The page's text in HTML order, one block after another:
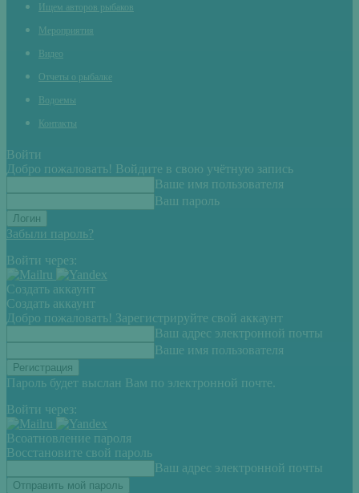
Ищем авторов рыбаков
Мероприятия
Видео
Отчеты о рыбалке
Водоемы
Контакты
Войти
Добро пожаловать! Войдите в свою учётную запись
Ваше имя пользователя
Ваш пароль
Забыли пароль?
Войти через:
Создать аккаунт
Создать аккаунт
Добро пожаловать! Зарегистрируйте свой аккаунт
Ваш адрес электронной почты
Ваше имя пользователя
Пароль будет выслан Вам по электронной почте.
Войти через:
Всоатновление пароля
Восстановите свой пароль
Ваш адрес электронной почты